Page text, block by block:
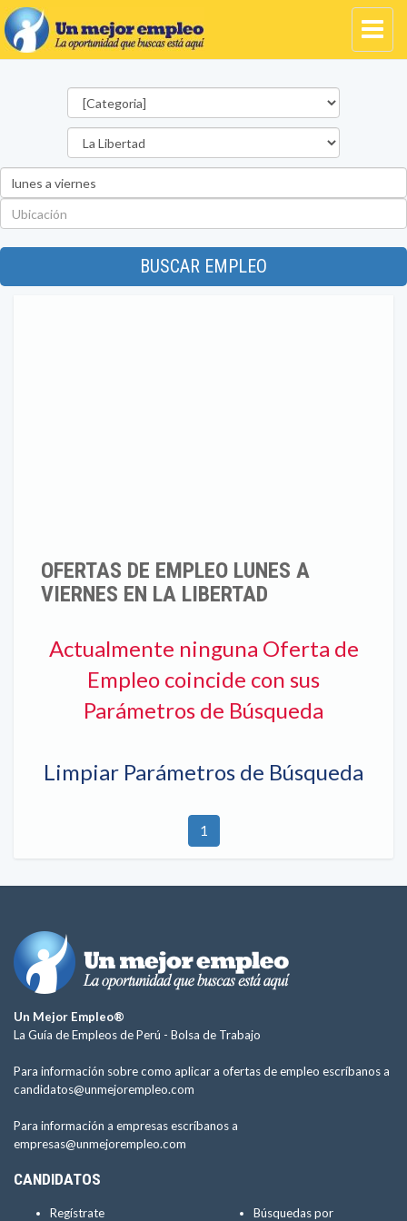
BUSCAR EMPLEO
OFERTAS DE EMPLEO LUNES A
VIERNES EN LA LIBERTAD
Actualmente ninguna Oferta de
Empleo coincide con sus
Parámetros de Búsqueda
Limpiar Parámetros de Búsqueda
1
Un Mejor Empleo®
La Guía de Empleos de Perú - Bolsa de Trabajo
Para información sobre como aplicar a ofertas de empleo escríbanos a
candidatos@unmejorempleo.com
Para información a empresas escríbanos a
empresas@unmejorempleo.com
CANDIDATOS
Regístrate Búsquedas por